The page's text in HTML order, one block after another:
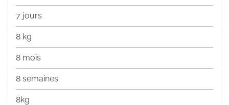
7 jours
8 kg
8 mois
8 semaines
8kg